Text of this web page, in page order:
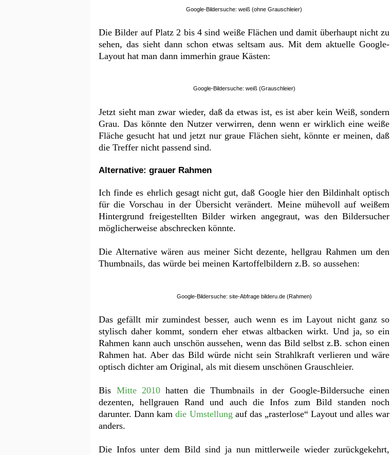
Google-Bildersuche: weiß (ohne Grauschleier)
Die Bilder auf Platz 2 bis 4 sind weiße Flächen und damit überhaupt nicht zu
sehen, das sieht dann schon etwas seltsam aus. Mit dem aktuelle Google-
Layout hat man dann immerhin graue Kästen:
Google-Bildersuche: weiß (Grauschleier)
Jetzt sieht man zwar wieder, daß da etwas ist, es ist aber kein Weiß, sondern
Grau. Das könnte den Nutzer verwirren, denn wenn er wirklich eine weiße
Fläche gesucht hat und jetzt nur graue Flächen sieht, könnte er meinen, daß
die Treffer nicht passend sind.
Alternative: grauer Rahmen
Ich finde es ehrlich gesagt nicht gut, daß Google hier den Bildinhalt optisch
für die Vorschau in der Übersicht verändert. Meine mühevoll auf weißem
Hintergrund freigestellten Bilder wirken angegraut, was den Bildersucher
möglicherweise abschrecken könnte.
Die Alternative wären aus meiner Sicht dezente, hellgrau Rahmen um den
Thumbnails, das würde bei meinen Kartoffelbildern z.B. so aussehen:
Google-Bildersuche: site-Abfrage bilderu.de (Rahmen)
Das gefällt mir zumindest besser, auch wenn es im Layout nicht ganz so
stylisch daher kommt, sondern eher etwas altbacken wirkt. Und ja, so ein
Rahmen kann auch unschön aussehen, wenn das Bild selbst z.B. schon einen
Rahmen hat. Aber das Bild würde nicht sein Strahlkraft verlieren und wäre
optisch dichter am Original, als mit diesem unschönen Grauschleier.
Bis Mitte 2010 hatten die Thumbnails in der Google-Bildersuche einen
dezenten, hellgrauen Rand und auch die Infos zum Bild standen noch
darunter. Dann kamdie Umstellung auf das „rasterlose“ Layout und alles war
anders.
Die Infos unter dem Bild sind ja nun mittlerweile wieder zurückgekehrt,